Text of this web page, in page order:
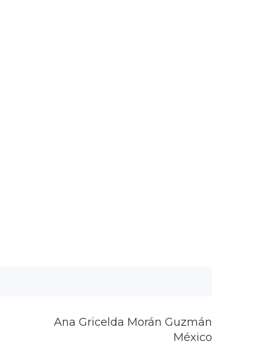
Ana Gricelda Morán Guzmán
México